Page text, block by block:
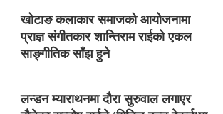
खोटाङ कलाकार समाजको आयोजनामा
प्राज्ञ संगीतकार शान्तिराम राईको एकल
साङ्गीतिक साँझ हुने
लन्डन म्याराथनमा दौरा सुरुवाल लगाएर